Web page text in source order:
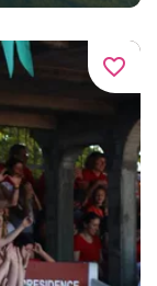
favorite_border